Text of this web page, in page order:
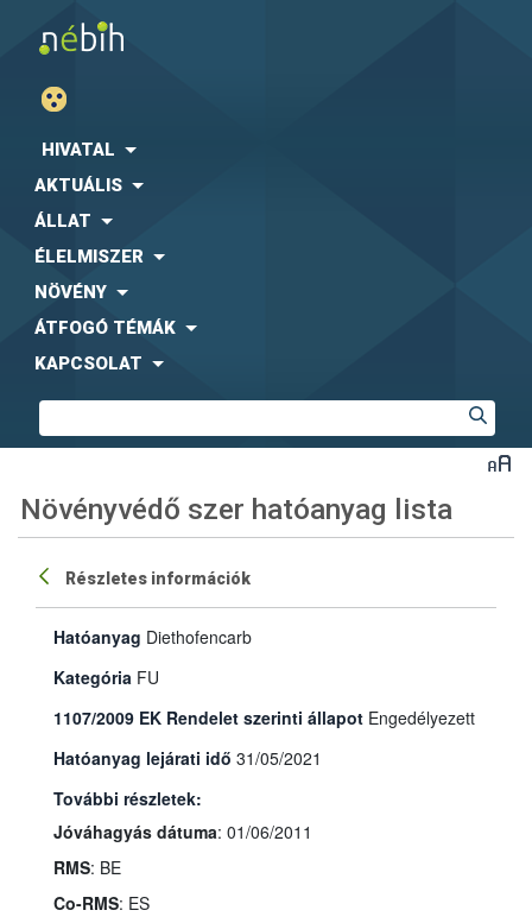
HIVATAL
AKTUÁLIS
ÁLLAT
ÉLELMISZER
NÖVÉNY
ÁTFOGÓ TÉMÁK
KAPCSOLAT
Növényvédő szer hatóanyag lista
Részletes információk
Hatóanyag Diethofencarb
Kategória FU
1107/2009 EK Rendelet szerinti állapot Engedélyezett
Hatóanyag lejárati idő 31/05/2021
További részletek:
Jóváhagyás dátuma: 01/06/2011
RMS: BE
Co-RMS: ES